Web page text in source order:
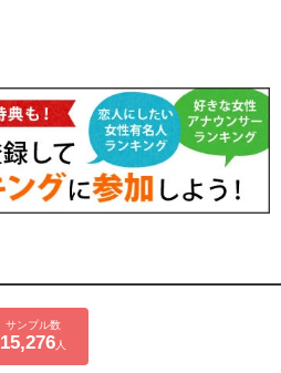
サンプル数
15,276 人